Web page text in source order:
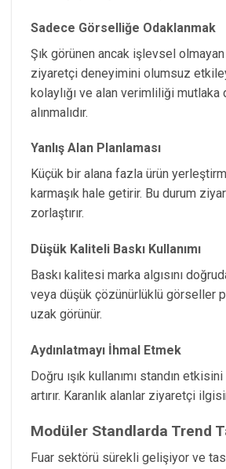
Sadece Görselliğe Odaklanmak
Şık görünen ancak işlevsel
ziyaretçi deneyimini olumsuz
kolaylığı ve alan verimliliği mutlaka
alınmalıdır.
Yanlış Alan Planlaması
Küçük bir alana fazla ürün
karmaşık hale getirir. Bu durum
zorlaştırır.
Düşük Kaliteli Baskı Kullanımı
Baskı kalitesi marka algısını
veya düşük çözünürlüklü görseller
uzak görünür.
Aydınlatmayı İhmal Etmek
Doğru ışık kullanımı standın
artırır. Karanlık alanlar ziyaretçi
Modüler Standlarda Trend
Fuar sektörü sürekli gelişiyor ve